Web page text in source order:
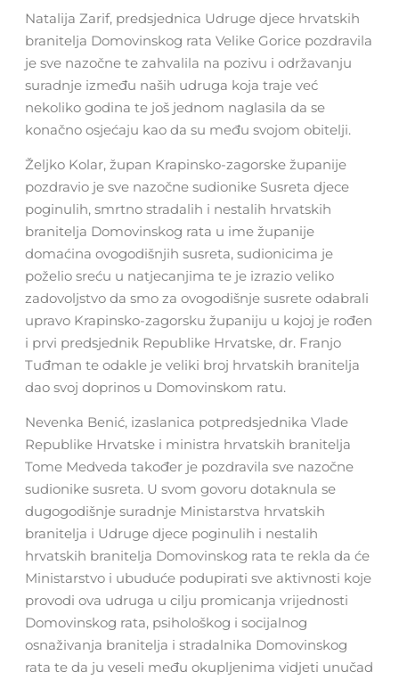
Natalija Zarif, predsjednica Udruge djece hrvatskih
branitelja Domovinskog rata Velike Gorice pozdravila
je sve nazočne te zahvalila na pozivu i održavanju
suradnje između naših udruga koja traje već
nekoliko godina te još jednom naglasila da se
konačno osjećaju kao da su među svojom obitelji.
Željko Kolar, župan Krapinsko-zagorske županije
pozdravio je sve nazočne sudionike Susreta djece
poginulih, smrtno stradalih i nestalih hrvatskih
branitelja Domovinskog rata u ime županije
domaćina ovogodišnjih susreta, sudionicima je
poželio sreću u natjecanjima te je izrazio veliko
zadovoljstvo da smo za ovogodišnje susrete odabrali
upravo Krapinsko-zagorsku županiju u kojoj je rođen
i prvi predsjednik Republike Hrvatske, dr. Franjo
Tuđman te odakle je veliki broj hrvatskih branitelja
dao svoj doprinos u Domovinskom ratu.
Nevenka Benić, izaslanica potpredsjednika Vlade
Republike Hrvatske i ministra hrvatskih branitelja
Tome Medveda također je pozdravila sve nazočne
sudionike susreta. U svom govoru dotaknula se
dugogodišnje suradnje Ministarstva hrvatskih
branitelja i Udruge djece poginulih i nestalih
hrvatskih branitelja Domovinskog rata te rekla da će
Ministarstvo i ubuduće podupirati sve aktivnosti koje
provodi ova udruga u cilju promicanja vrijednosti
Domovinskog rata, psihološkog i socijalnog
osnaživanja branitelja i stradalnika Domovinskog
rata te da ju veseli među okupljenima vidjeti unučad